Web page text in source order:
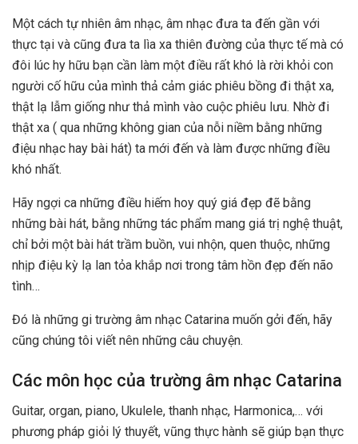
Một cách tự nhiên âm nhạc, âm nhạc đưa ta đến gần với
thực tại và cũng đưa ta lìa xa thiên đường của thực tế mà có
đôi lúc hy hữu bạn cần làm một điều rất khó là rời khỏi con
người cố hữu của mình thả cảm giác phiêu bồng đi thật xa,
thật lạ lẫm giống như thả mình vào cuộc phiêu lưu. Nhờ đi
thật xa ( qua những không gian của nỗi niềm bằng những
điệu nhạc hay bài hát) ta mới đến và làm được những điều
khó nhất.
Hãy ngợi ca những điều hiếm hoy quý giá đẹp đẽ bằng
những bài hát, bằng những tác phẩm mang giá trị nghệ thuật,
chỉ bởi một bài hát trầm buồn, vui nhộn, quen thuộc, những
nhịp điệu kỳ lạ lan tỏa khắp nơi trong tâm hồn đẹp đến não
tình…
Đó là những gi trường âm nhạc Catarina muốn gởi đến, hãy
cũng chúng tôi viết nên những câu chuyện.
Các môn học của trường âm nhạc Catarina
Guitar, organ, piano, Ukulele, thanh nhạc, Harmonica,… với
phương pháp giỏi lý thuyết, vũng thực hành sẽ giúp bạn thực